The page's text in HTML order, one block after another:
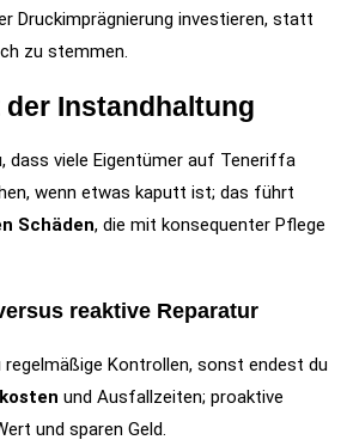
Druckimprägnierung investieren, statt
zu stemmen.
der Instandhaltung
dass viele Eigentümer auf Teneriffa
wenn etwas kaputt ist; das führt
Schäden, die mit konsequenter Pflege
reaktive Reparatur
Kontrollen, sonst endest du
und Ausfallzeiten; proaktive
und sparen Geld.